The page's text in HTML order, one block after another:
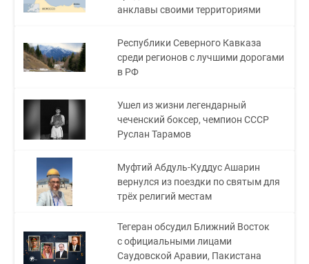
анклавы своими территориями
Республики Северного Кавказа
среди регионов с лучшими дорогами
в РФ
Ушел из жизни легендарный
чеченский боксер, чемпион СССР
Руслан Тарамов
Муфтий Абдуль-Куддус Ашарин
вернулся из поездки по святым для
трёх религий местам
Тегеран обсудил Ближний Восток
с официальными лицами
Саудовской Аравии, Пакистана